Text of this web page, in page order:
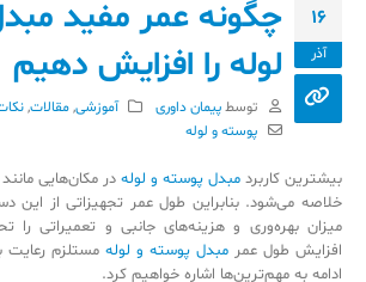
16
آذر
چگونه عمر مفید
لوله را افزایش دهیم
توسط پیمان داوری آموزشی,مقالات,
پوسته و لوله
بیشترین کاربرد مبدل پوسته و لوله در مکان‌هایی مانند
خلاصه می‌شود. بنابراین طول عمر تجهیزاتی از
میزان بهره‌وری و هزینه‌های جانبی و تعمیراتی را
افزایش طول عمر مبدل پوسته و لوله مستلزم رعایت
ادامه به مهم‌ترین‌ها اشاره خواهیم کرد.